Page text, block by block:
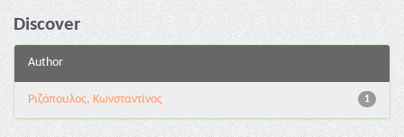
Discover
Author
1
Ριζόπουλος, Κωνσταντίνος